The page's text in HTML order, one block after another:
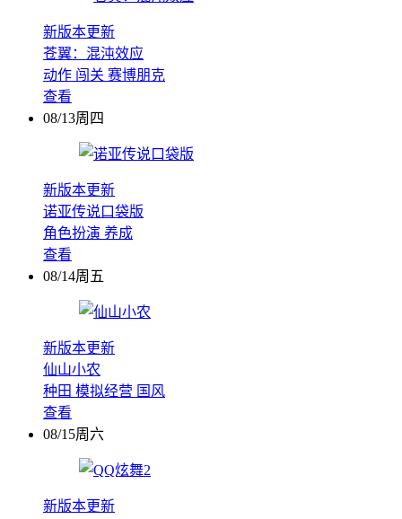
新版本更新
苍翼：混沌效应
动作 闯关 赛博朋克
查看
08/13周四
新版本更新
诺亚传说口袋版
角色扮演 养成
查看
08/14周五
新版本更新
仙山小农
种田 模拟经营 国风
查看
08/15周六
新版本更新